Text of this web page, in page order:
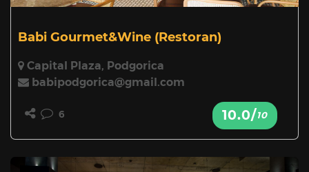
Babi Gourmet&Wine (Restoran)
Capital Plaza, Podgorica
babipodgorica@gmail.com
6 10.0/10